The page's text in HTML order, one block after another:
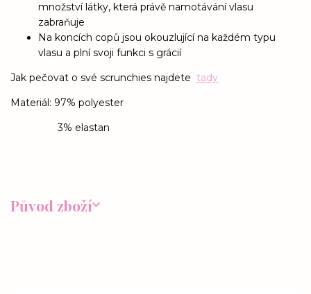
množství látky, která právě namotávání vlasu
zabraňuje
Na koncích copů jsou okouzlující na každém typu
vlasu a plní svoji funkci s grácií
Jak pečovat o své scrunchies najdete tady
Materiál: 97% polyester
3% elastan
Původ zboží